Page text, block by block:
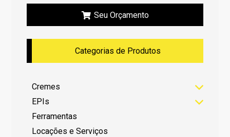
Seu Orçamento
Categorias de Produtos
Cremes
EPIs
Ferramentas
Locações e Serviços